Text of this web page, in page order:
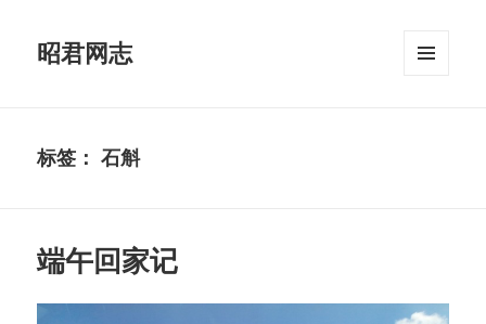
昭君网志
标签：石斛
端午回家记